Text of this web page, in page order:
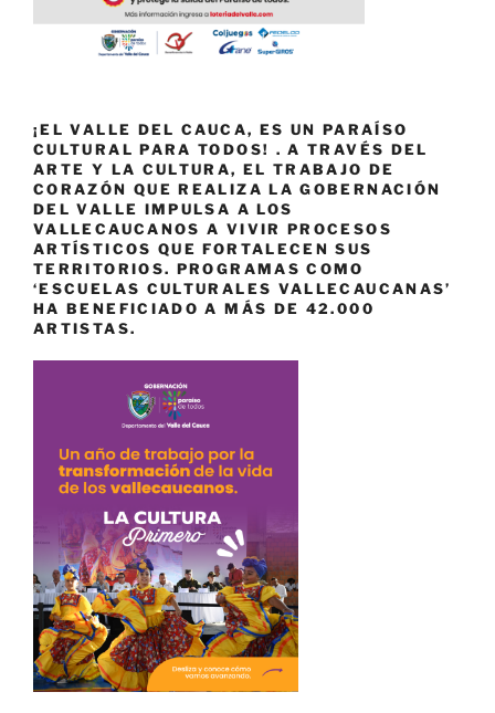
¡EL VALLE DEL CAUCA, ES UN PARAÍSO
CULTURAL PARA TODOS! . A TRAVÉS DEL
ARTE Y LA CULTURA, EL TRABAJO DE
CORAZÓN QUE REALIZA LA GOBERNACIÓN
DEL VALLE IMPULSA A LOS
VALLECAUCANOS A VIVIR PROCESOS
ARTÍSTICOS QUE FORTALECEN SUS
TERRITORIOS. PROGRAMAS COMO
‘ESCUELAS CULTURALES VALLECAUCANAS’
HA BENEFICIADO A MÁS DE 42.000
ARTISTAS.